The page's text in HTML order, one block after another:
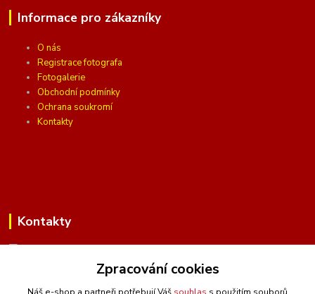
Informace pro zákazníky
O nás
Registrace fotografa
Fotogalerie
Obchodní podmínky
Ochrana soukromí
Kontakty
Kontakty
(Po-Pá, 10 - 16 hod.)
Zpracování cookies